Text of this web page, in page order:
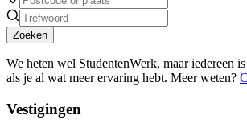
Zoeken
We heten wel StudentenWerk, maar iedereen
als je al wat meer ervaring hebt. Meer weten?
Vestigingen